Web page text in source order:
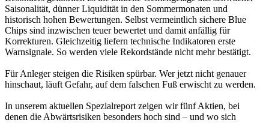
Saisonalität, dünner Liquidität in den Sommermonaten und
historisch hohen Bewertungen. Selbst vermeintlich sichere Blue
Chips sind inzwischen teuer bewertet und damit anfällig für
Korrekturen. Gleichzeitig liefern technische Indikatoren erste
Warnsignale. So werden viele Rekordstände nicht mehr bestätigt.
Für Anleger steigen die Risiken spürbar. Wer jetzt nicht genauer
hinschaut, läuft Gefahr, auf dem falschen Fuß erwischt zu werden.
In unserem aktuellen Spezialreport zeigen wir fünf Aktien, bei
denen die Abwärtsrisiken besonders hoch sind – und wo sich